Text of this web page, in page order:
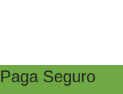
Paga Seguro